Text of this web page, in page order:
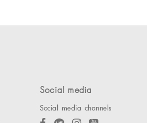
Social media
Social media channels